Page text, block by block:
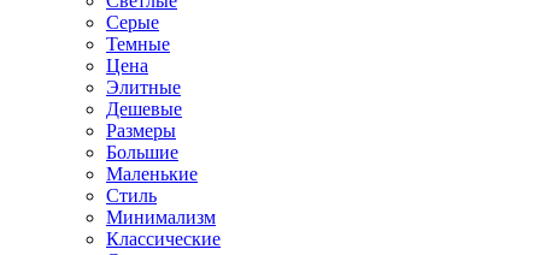
Серые
Темные
Цена
Элитные
Дешевые
Размеры
Большие
Маленькие
Стиль
Минимализм
Классические